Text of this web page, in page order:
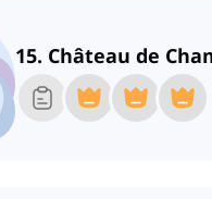
15. Château de